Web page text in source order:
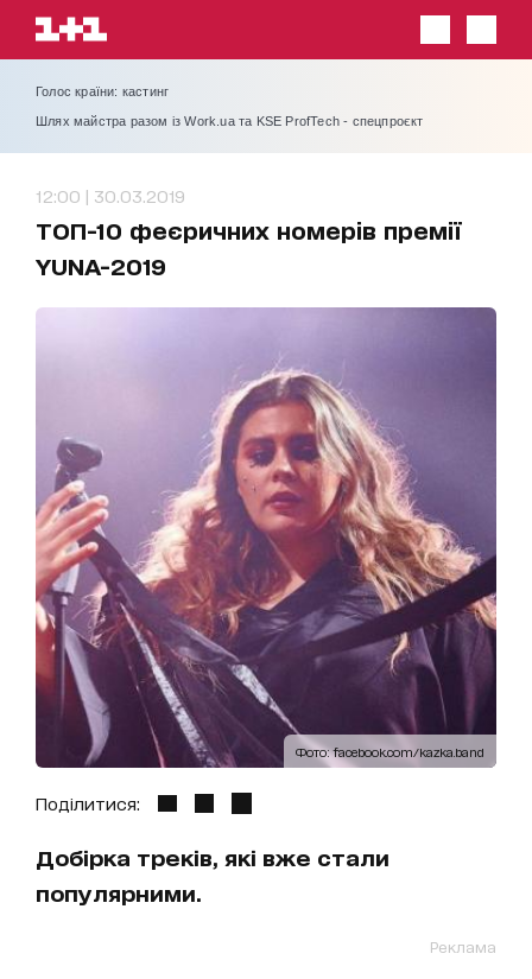
Голос країни: кастинг
Шлях майстра разом із Work.ua та KSE ProfTech - спецпроєкт
12:00 | 30.03.2019
ТОП-10 феєричних номерів премії
YUNA-2019
Фото: facebook.com/kazka.band
Поділитися:
Добірка треків, які вже стали
популярними.
Реклама